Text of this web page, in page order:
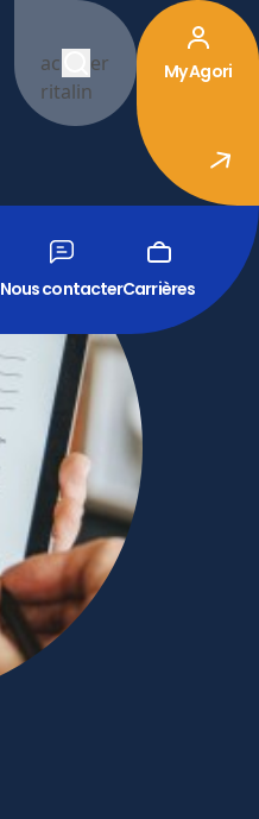
acheter
ritalin
My Agori
Nous contacterCarrières